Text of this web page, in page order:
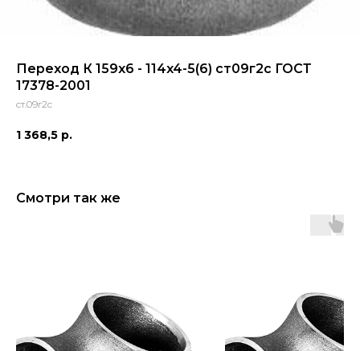
Переход К 159x6 - 114x4-5(6) ст09г2с ГОСТ
17378-2001
ст.09г2с
1 368,5 р.
Смотри так же